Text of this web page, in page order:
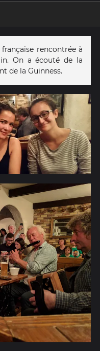
rencontrée à
On a écouté de la
de la Guinness.